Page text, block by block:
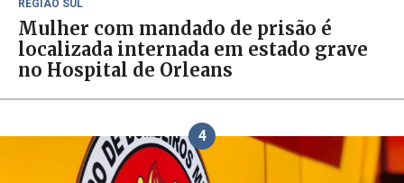
REGIÃO SUL
Mulher com mandado de prisão é
localizada internada em estado grave
no Hospital de Orleans
4